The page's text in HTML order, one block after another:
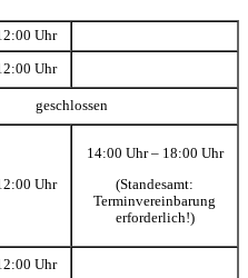
Uhr
Uhr
geschlossen
Uhr
14:00 Uhr – 18:00 Uhr
(Standesamt:
Terminvereinbarung
erforderlich!)
Uhr